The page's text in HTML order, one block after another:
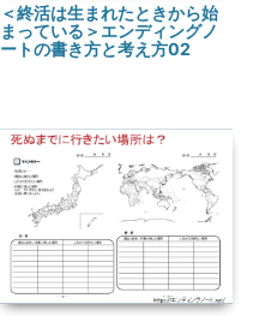
＜終活は生まれたときから始
まっている＞エンディングノ
ートの書き方と考え方02